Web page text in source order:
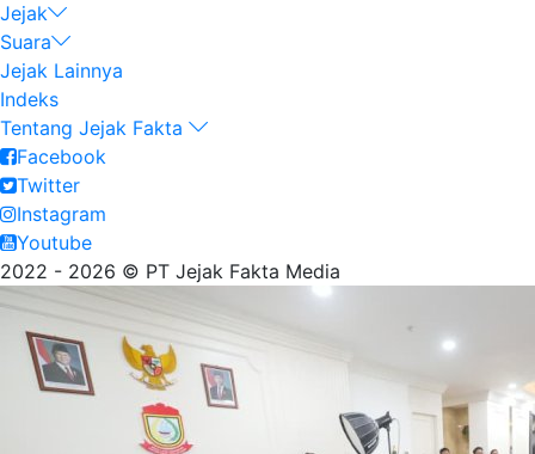
Jejak
Suara
Jejak Lainnya
Indeks
Tentang Jejak Fakta
Facebook
Twitter
Instagram
Youtube
2022 - 2026 © PT Jejak Fakta Media